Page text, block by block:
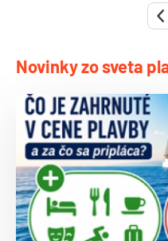
MSC Seaview
MSC Splendida
MSC World
MSC World Asia
MSC World
MSC World
Norwegian Cruise
Novinky zo sveta